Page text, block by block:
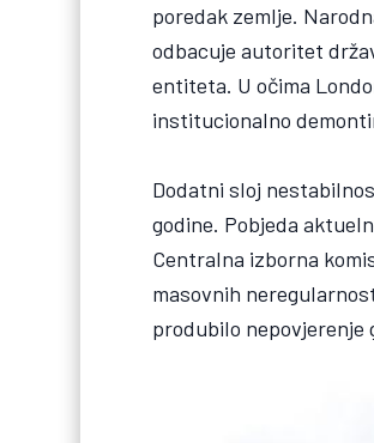
poredak zemlje.
odbacuje autoritet
entiteta. U očima
institucionalno
Dodatni sloj
godine. Pobjeda
Centralna izborna
masovnih
produbilo